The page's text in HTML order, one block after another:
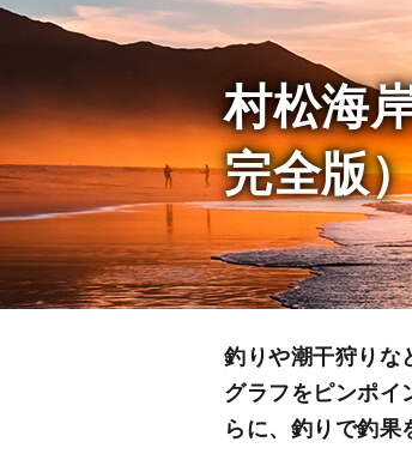
村松海
完全版
釣りや潮干狩りな
グラフをピンポイ
らに、釣りで釣果